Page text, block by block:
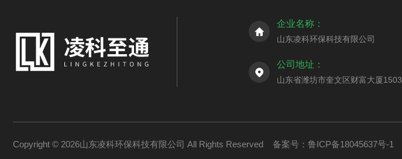
企业名称：
山东凌科环保科技有限公司
公司地址：
山东省潍坊市奎文区财富大厦1503
Copyright © 2026山东凌科环保科技有限公司 All Rights Reserved 备案号：鲁ICP备18045637号-1